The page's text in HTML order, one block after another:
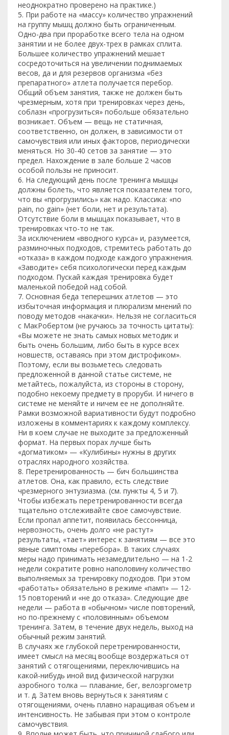
неоднократно проверено на практике.)
5. При работе на «массу» количество упражнений
на группу мышц должно быть ограниченным.
Одно-два при проработке всего тела на одном
занятии и не более двух-трех в рамках сплита.
Большее количество упражнений мешает
сосредоточиться на увеличении поднимаемых
весов, да и для резервов организма «без
препаратного» атлета получается перебор.
Общий объем занятия, также не должен быть
чрезмерным, хотя при тренировках через день,
соблазн «прогрузиться» побольше обязательно
возникает. Объем — вещь не статичная,
соответственно, он должен, в зависимости от
самочувствия или иных факторов, периодически
меняться. Но 30-40 сетов за занятие — это
предел. Нахождение в зале больше 2 часов
особой пользы не приносит.
6. На следующий день после тренинга мышцы
должны болеть, что является показателем того,
что вы «прогрузились» как надо. Классика: «no
pain, no gain» (нет боли, нет и результата).
Отсутствие боли в мышцах показывает, что в
тренировках что-то не так.
За исключением «вводного курса» и, разумеется,
разминочных подходов, стремитесь работать до
«отказа» в каждом подходе каждого упражнения.
«Заводите» себя психологически перед каждым
подходом. Пускай каждая тренировка будет
маленькой победой над собой.
7. Основная беда теперешних атлетов — это
избыточная информация и плюрализм мнений по
поводу методов «накачки». Нельзя не согласиться
с МакРобертом (не ручаюсь за точность цитаты):
«Вы можете не знать самых новых методик и
быть очень большим, либо быть в курсе всех
новшеств, оставаясь при этом дистрофиком».
Поэтому, если вы возьметесь следовать
предложенной в данной статье системе, не
метайтесь, пожалуйста, из стороны в сторону,
подобно некоему предмету в проруби. И ничего в
системе не меняйте и ничем ее не дополняйте.
Рамки возможной вариативности будут подробно
изложены в комментариях к каждому комплексу.
Ни в коем случае не выходите за предложенный
формат. На первых порах лучше быть
«догматиком» — «Кулибины» нужны в других
отраслях народного хозяйства.
8. Перетренированность — бич большинства
атлетов. Она, как правило, есть следствие
чрезмерного энтузиазма. (см. пункты 4, 5 и 7).
Чтобы избежать перетренированности всегда
тщательно отслеживайте свое самочувствие.
Если пропал аппетит, появилась бессонница,
нервозность, очень долго «не растут»
результаты, «тает» интерес к занятиям — все это
явные симптомы «перебора». В таких случаях
меры надо принимать незамедлительно — на 1-2
недели сократите ровно наполовину количество
выполняемых за тренировку подходов. При этом
«работать» обязательно в режиме «памп» — 12-
15 повторений и «не до отказа». Следующие две
недели — работа в «обычном» числе повторений,
но по-прежнему с «половинным» объемом
тренинга. Затем, в течение двух недель, выход на
обычный режим занятий.
В случаях же глубокой перетренированности,
имеет смысл на месяц вообще воздержаться от
занятий с отягощениями, переключившись на
какой-нибудь иной вид физической нагрузки
аэробного толка — плавание, бег, велоэргометр
и т. д. Затем вновь вернуться к занятиям с
отягощениями, очень плавно наращивая объем и
интенсивность. Не забывая при этом о контроле
самочувствия.